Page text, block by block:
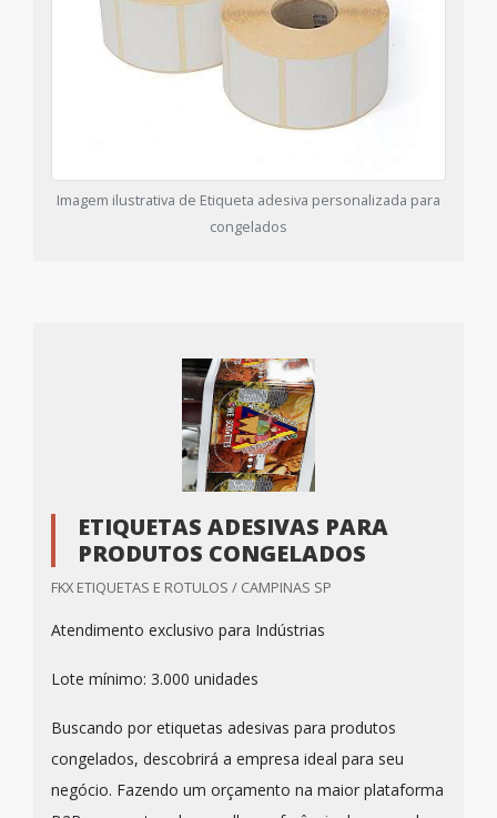
Imagem ilustrativa de Etiqueta adesiva personalizada para
congelados
ETIQUETAS ADESIVAS PARA
PRODUTOS CONGELADOS
FKX ETIQUETAS E ROTULOS / CAMPINAS SP
Atendimento exclusivo para Indústrias
Lote mínimo: 3.000 unidades
Buscando por etiquetas adesivas para produtos
congelados, descobrirá a empresa ideal para seu
negócio. Fazendo um orçamento na maior plataforma